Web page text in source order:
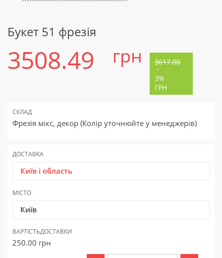
Букет 51 фрезія
3508.49 грн 3617.00
-
3%
ГРН
СКЛАД
Фрезія мікс, декор (Колір уточнюйте у менеджерів)
ДОСТАВКА
Київ і область
МІСТО
Київ
ВАРТІСТЬДОСТАВКИ
250.00 грн